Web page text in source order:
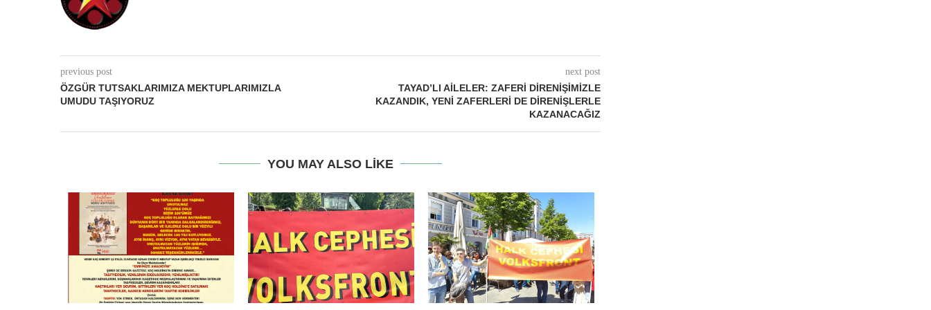
previous post
ÖZGÜR TUTSAKLARIMIZA MEKTUPLARIMIZLA
UMUDU TAŞIYORUZ
next post
TAYAD’LI AILELER: ZAFERI DIRENIŞIMIZLE
KAZANDIK, YENI ZAFERLERI DE DIRENIŞLERLE
KAZANACAĞIZ
YOU MAY ALSO LIKE